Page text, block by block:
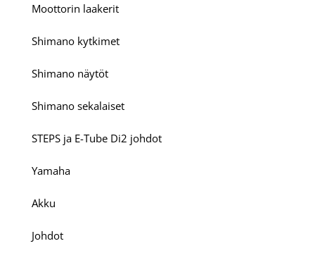
Moottorin laakerit
Shimano kytkimet
Shimano näytöt
Shimano sekalaiset
STEPS ja E-Tube Di2 johdot
Yamaha
Akku
Johdot